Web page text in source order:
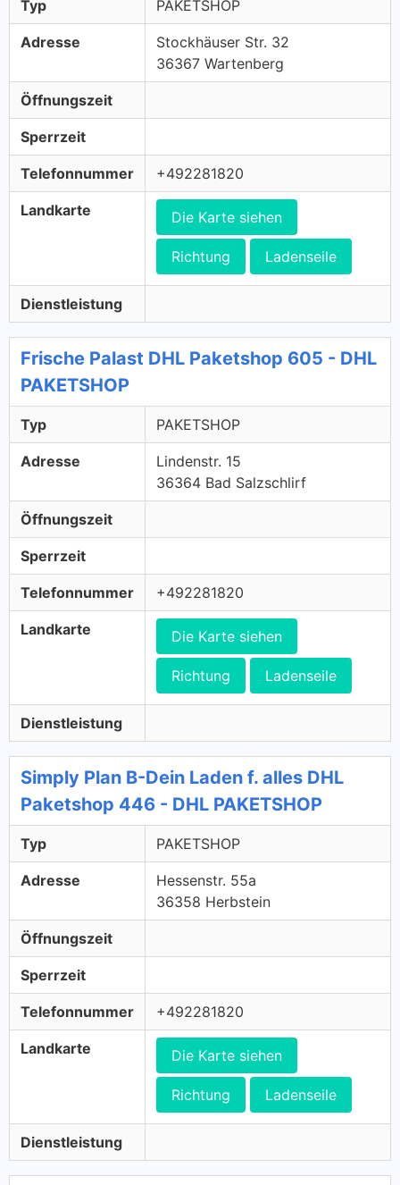
Typ PAKETSHOP
Adresse
Stockhäuser Str. 32
36367 Wartenberg
Öffnungszeit
Sperrzeit
Telefonnummer +492281820
Landkarte Die Karte siehen
Richtung Ladenseile
Dienstleistung
Frische Palast DHL Paketshop 605 - DHL
PAKETSHOP
Typ PAKETSHOP
Adresse
Lindenstr. 15
36364 Bad Salzschlirf
Öffnungszeit
Sperrzeit
Telefonnummer +492281820
Landkarte Die Karte siehen
Richtung Ladenseile
Dienstleistung
Simply Plan B-Dein Laden f. alles DHL
Paketshop 446 - DHL PAKETSHOP
Typ PAKETSHOP
Adresse
Hessenstr. 55a
36358 Herbstein
Öffnungszeit
Sperrzeit
Telefonnummer +492281820
Landkarte Die Karte siehen
Richtung Ladenseile
Dienstleistung